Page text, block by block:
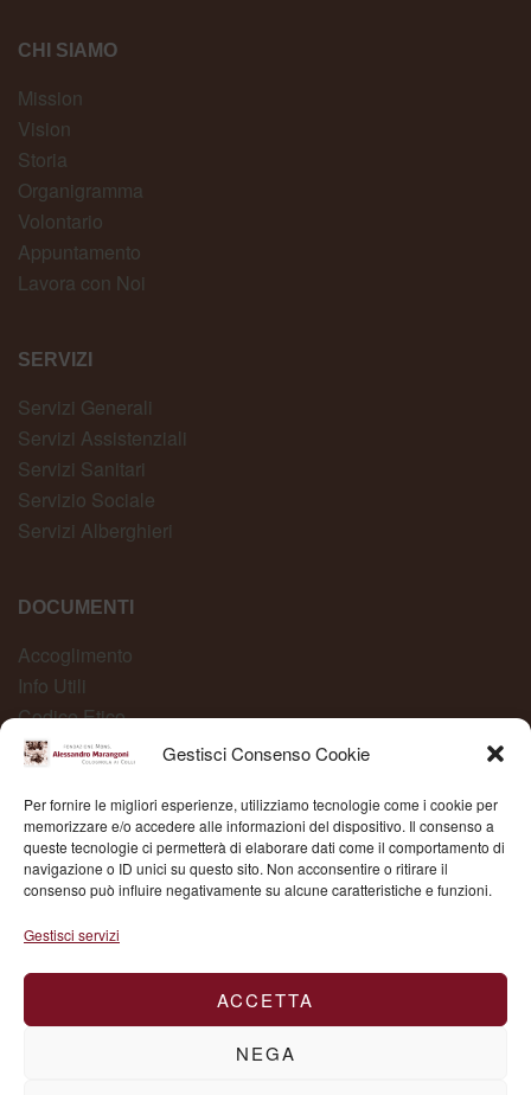
Gestisci Consenso Cookie
Per fornire le migliori esperienze, utilizziamo tecnologie come i cookie per
memorizzare e/o accedere alle informazioni del dispositivo. Il consenso a
queste tecnologie ci permetterà di elaborare dati come il comportamento di
navigazione o ID unici su questo sito. Non acconsentire o ritirare il
consenso può influire negativamente su alcune caratteristiche e funzioni.
Gestisci servizi
ACCETTA
NEGA
CHI SIAMO
Mission
Vision
Storia
Organigramma
Volontario
Appuntamento
Lavora con Noi
SERVIZI
Servizi Generali
Servizi Assistenziali
Servizi Sanitari
Servizio Sociale
Servizi Alberghieri
DOCUMENTI
Accoglimento
Info Utili
Codice Etico
Carta dei Servizi
Whistleblowing
Fond. Mons. Alessandro Marangoni © 2025 | P.IVA